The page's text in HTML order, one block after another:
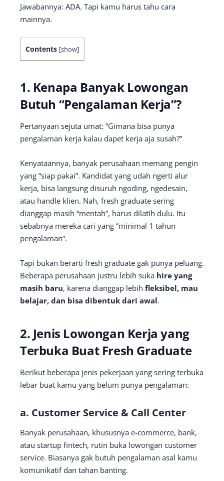
Jawabannya: ADA. Tapi kamu harus tahu cara
mainnya.
Contents [show]
1. Kenapa Banyak Lowongan
Butuh “Pengalaman Kerja”?
Pertanyaan sejuta umat: “Gimana bisa punya
pengalaman kerja kalau dapet kerja aja susah?”
Kenyataannya, banyak perusahaan memang pengin
yang “siap pakai”. Kandidat yang udah ngerti alur
kerja, bisa langsung disuruh ngoding, ngedesain,
atau handle klien. Nah, fresh graduate sering
dianggap masih “mentah”, harus dilatih dulu. Itu
sebabnya mereka cari yang “minimal 1 tahun
pengalaman”.
Tapi bukan berarti fresh graduate gak punya peluang.
Beberapa perusahaan justru lebih suka hire yang
masih baru, karena dianggap lebih fleksibel, mau
belajar, dan bisa dibentuk dari awal.
2. Jenis Lowongan Kerja yang
Terbuka Buat Fresh Graduate
Berikut beberapa jenis pekerjaan yang sering terbuka
lebar buat kamu yang belum punya pengalaman:
a. Customer Service & Call Center
Banyak perusahaan, khususnya e-commerce, bank,
atau startup fintech, rutin buka lowongan customer
service. Biasanya gak butuh pengalaman asal kamu
komunikatif dan tahan banting.